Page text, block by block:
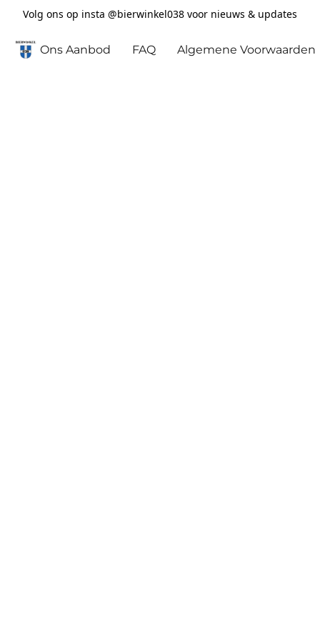
Volg ons op insta @bierwinkel038 voor nieuws & updates
Ons Aanbod FAQ Algemene Voorwaarden